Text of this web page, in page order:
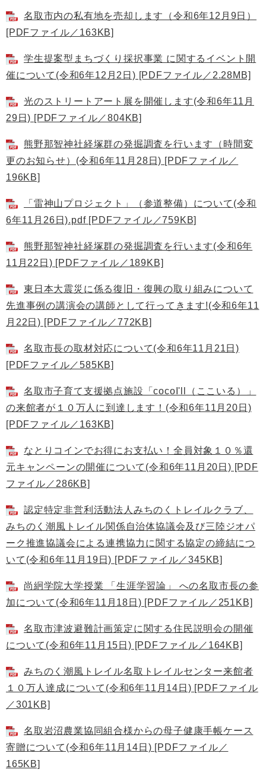
名取市内の私有地を売却します（令和6年12月9日）
[PDFファイル／163KB]
学生提案型まちづくり採択事業 に関するイベント開
催について(令和6年12月2日) [PDFファイル／2.28MB]
光のストリートアート展を開催します(令和6年11月
29日) [PDFファイル／804KB]
熊野那智神社経塚群の発掘調査を行います（時間変
更のお知らせ）(令和6年11月28日) [PDFファイル／
196KB]
「雷神山プロジェクト」（参道整備）について(令和
6年11月26日).pdf [PDFファイル／759KB]
熊野那智神社経塚群の発掘調査を行います(令和6年
11月22日) [PDFファイル／189KB]
東日本大震災に係る復旧・復興の取り組みについて
先進事例の講演会の講師として行ってきます!(令和6年11
月22日) [PDFファイル／772KB]
名取市長の取材対応について(令和6年11月21日)
[PDFファイル／585KB]
名取市子育て支援拠点施設「cocoI'll（ここいる）」
の来館者が１０万人に到達します！(令和6年11月20日)
[PDFファイル／163KB]
なとりコインでお得にお支払い！全員対象１０％還
元キャンペーンの開催について(令和6年11月20日) [PDF
ファイル／286KB]
認定特定非営利活動法人みちのくトレイルクラブ、
みちのく潮風トレイル関係自治体協議会及び三陸ジオパ
ーク推進協議会による連携協力に関する協定の締結につ
いて(令和6年11月19日) [PDFファイル／345KB]
尚絅学院大学授業 「生涯学習論」 への名取市長の参
加について(令和6年11月18日) [PDFファイル／251KB]
名取市津波避難計画策定に関する住民説明会の開催
について(令和6年11月15日) [PDFファイル／164KB]
みちのく潮風トレイル名取トレイルセンター来館者
１０万人達成について(令和6年11月14日) [PDFファイル
／301KB]
名取岩沼農業協同組合様からの母子健康手帳ケース
寄贈について(令和6年11月14日) [PDFファイル／
165KB]